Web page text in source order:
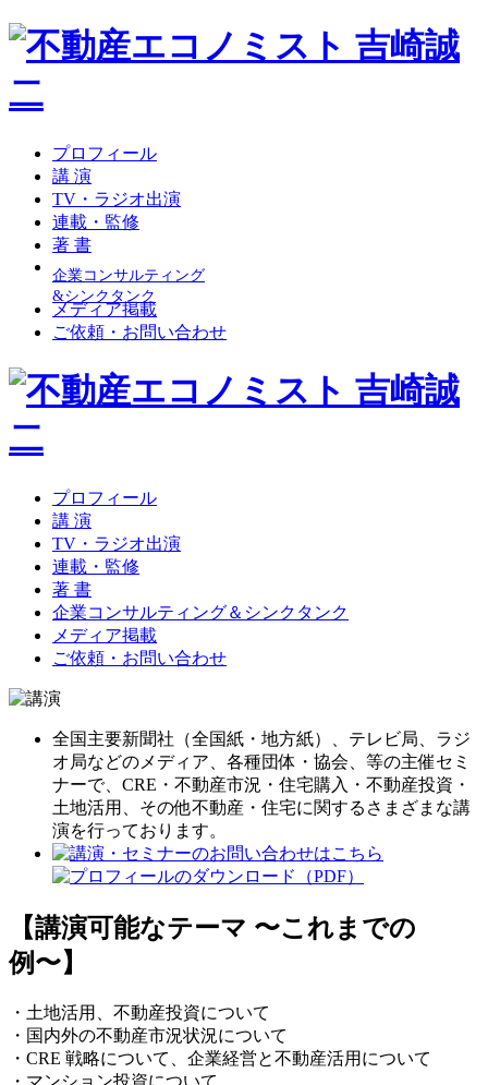
プロフィール
講 演
TV・ラジオ出演
連載・監修
著 書
企業コンサルティング
&シンクタンク
メディア掲載
ご依頼・お問い合わせ
プロフィール
講 演
TV・ラジオ出演
連載・監修
著 書
企業コンサルティング＆シンクタンク
メディア掲載
ご依頼・お問い合わせ
全国主要新聞社（全国紙・地方紙）、テレビ局、ラジ
オ局などのメディア、各種団体・協会、等の主催セミ
ナーで、CRE・不動産市況・住宅購入・不動産投資・
土地活用、その他不動産・住宅に関するさまざまな講
演を行っております。
【講演可能なテーマ 〜これまでの
例〜】
・土地活用、不動産投資について
・国内外の不動産市況状況について
・CRE 戦略について、企業経営と不動産活用について
・マンション投資について